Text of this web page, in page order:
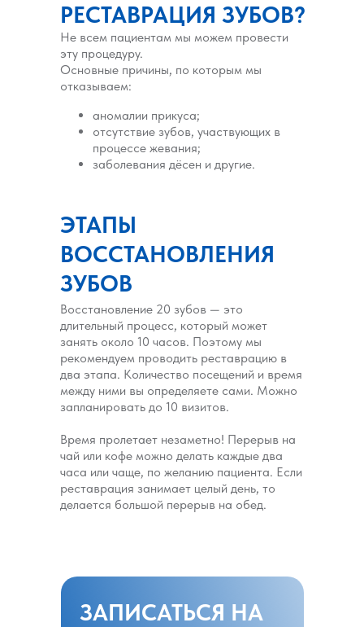
РЕСТАВРАЦИЯ ЗУБОВ?
Не всем пациентам мы можем провести
эту процедуру.
Основные причины, по которым мы
отказываем:
аномалии прикуса;
отсутствие зубов, участвующих в
процессе жевания;
заболевания дёсен и другие.
ЭТАПЫ
ВОССТАНОВЛЕНИЯ
ЗУБОВ
Восстановление 20 зубов — это
длительный процесс, который может
занять около 10 часов. Поэтому мы
рекомендуем проводить реставрацию в
два этапа. Количество посещений и время
между ними вы определяете сами. Можно
запланировать до 10 визитов.
Время пролетает незаметно! Перерыв на
чай или кофе можно делать каждые два
часа или чаще, по желанию пациента. Если
реставрация занимает целый день, то
делается большой перерыв на обед.
ЗАПИСАТЬСЯ НА